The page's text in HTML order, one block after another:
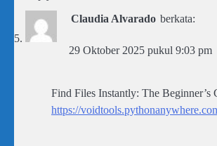
Claudia Alvarado berkata:
29 Oktober 2025 pukul 9:03 pm
Find Files Instantly: The Beginner’s
https://